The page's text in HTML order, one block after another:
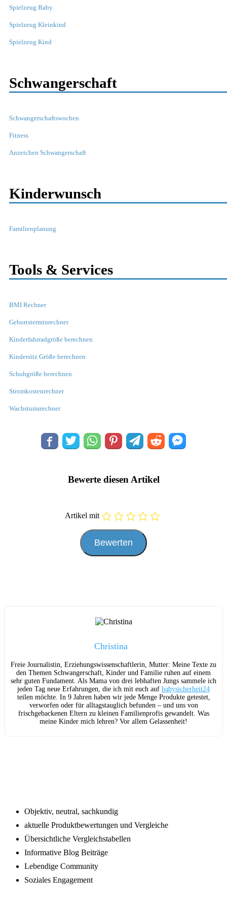
Spielzeug Baby
Spielzeug Kleinkind
Spielzeug Kind
Schwangerschaft
Schwangerschaftswochen
Fitness
Anzeichen Schwangerschaft
Kinderwunsch
Familienplanung
Tools & Services
BMI Rechner
Geburtsterminrechner
Kinderfahrradgröße berechnen
Kindersitz Größe berechnen
Schuhgröße berechnen
Stromkostenrechner
Wachstumsrechner
Bewerte diesen Artikel
Artikel mit
Christina
Freie Journalistin, Erziehungswissenschaftlerin, Mutter: Meine Texte zu
den Themen Schwangerschaft, Kinder und Familie ruhen auf einem
sehr guten Fundament. Als Mama von drei lebhaften Jungs sammele ich
jeden Tag neue Erfahrungen, die ich mit euch auf babysicherheit24
teilen möchte. In 9 Jahren haben wir jede Menge Produkte getestet,
verworfen oder für alltagstauglich befunden – und uns von
frischgebackenen Eltern zu kleinen Familienprofis gewandelt. Was
meine Kinder mich lehren? Vor allem Gelassenheit!
Objektiv, neutral, sachkundig
aktuelle Produktbewertungen und Vergleiche
Übersichtliche Vergleichstabellen
Informative Blog Beiträge
Lebendige Community
Soziales Engagement